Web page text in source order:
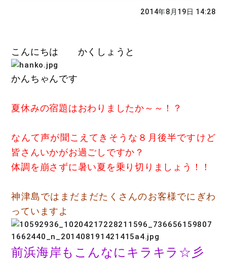
2014年8月19日 14:28
こんにちは かくしょうと
かんちゃんです
夏休みの宿題はおわりましたか～～！？
なんて声が聞こえてきそうな８月後半ですけど
皆さんいかがお過ごしですか？
体調を崩さずに暑い夏を乗り切りましょう！！
神津島ではまだまだたくさんのお客様でにぎわ
っていますよ
前浜海岸もこんなにキラキラ☆彡